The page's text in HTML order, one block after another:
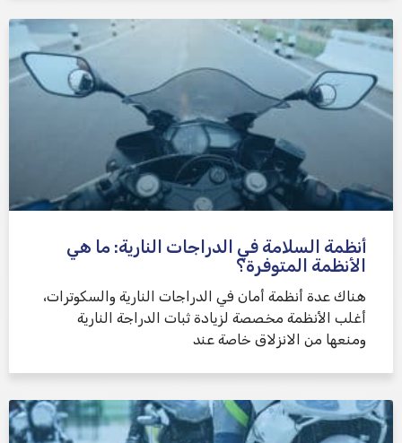
أنظمة السلامة في الدراجات النارية: ما هي
الأنظمة المتوفرة؟
هناك عدة أنظمة أمان في الدراجات النارية والسكوترات،
أغلب الأنظمة مخصصة لزيادة ثبات الدراجة النارية
ومنعها من الانزلاق خاصة عند